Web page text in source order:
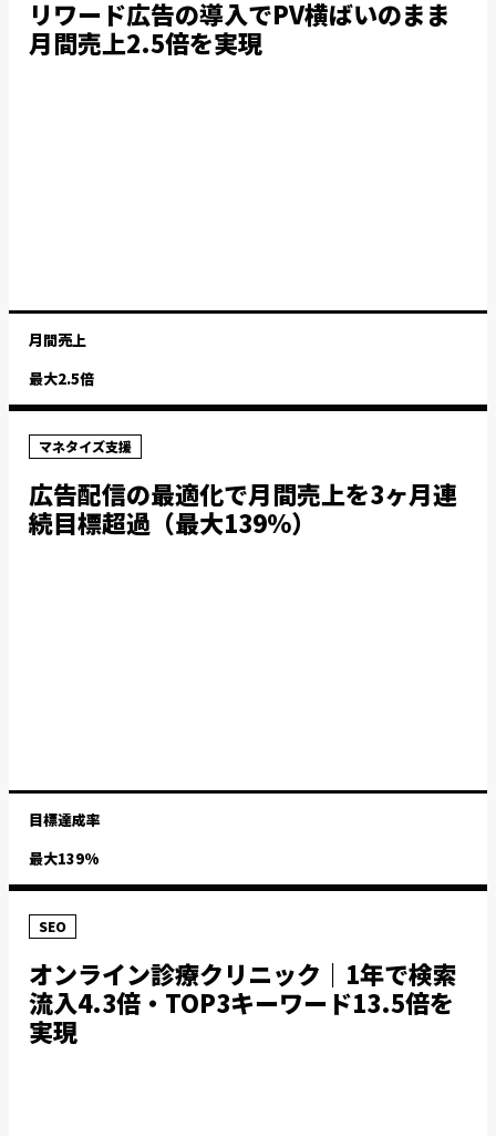
リワード広告の導入でPV横ばいのまま
月間売上2.5倍を実現
月間売上
最大2.5倍
マネタイズ支援
広告配信の最適化で月間売上を3ヶ月連
続目標超過（最大139%）
目標達成率
最大139%
SEO
オンライン診療クリニック｜1年で検索
流入4.3倍・TOP3キーワード13.5倍を
実現